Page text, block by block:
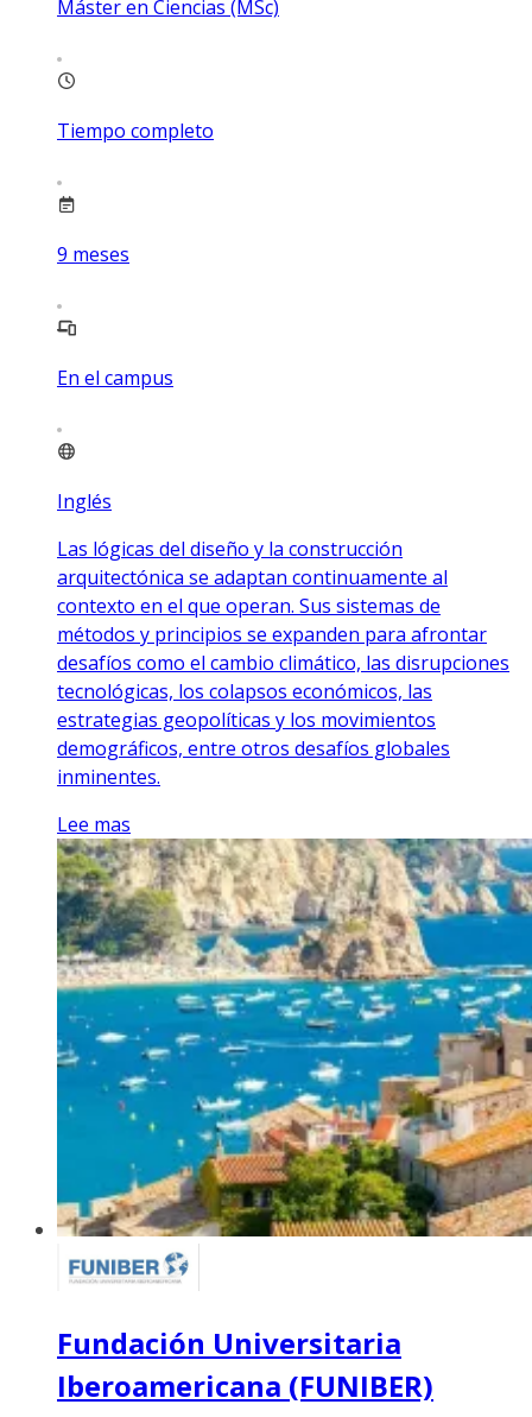
Máster en Ciencias (MSc)
Tiempo completo
9 meses
En el campus
Inglés
Las lógicas del diseño y la construcción
arquitectónica se adaptan continuamente al
contexto en el que operan. Sus sistemas de
métodos y principios se expanden para afrontar
desafíos como el cambio climático, las disrupciones
tecnológicas, los colapsos económicos, las
estrategias geopolíticas y los movimientos
demográficos, entre otros desafíos globales
inminentes.
Lee mas
Fundación Universitaria
Iberoamericana (FUNIBER)